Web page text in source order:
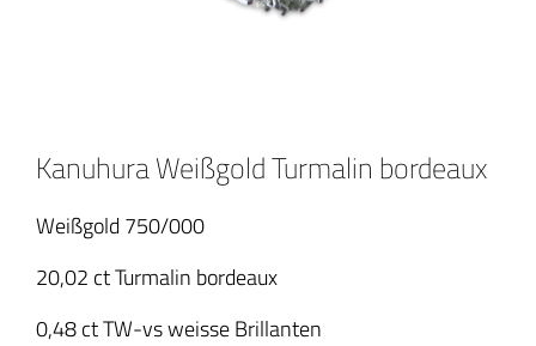
Kanuhura Weißgold Turmalin bordeaux
Weißgold 750/000
20,02 ct Turmalin bordeaux
0,48 ct TW-vs weisse Brillanten